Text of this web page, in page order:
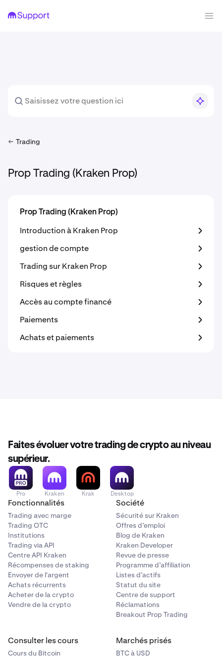
Trading
Prop Trading (Kraken Prop)
Prop Trading (Kraken Prop)
Introduction à Kraken Prop
gestion de compte
Trading sur Kraken Prop
Risques et règles
Accès au compte financé
Paiements
Achats et paiements
Faites évoluer votre trading de crypto au niveau
supérieur.
Pro Kraken Krak Desktop
Fonctionnalités
Trading avec marge
Trading OTC
Institutions
Trading via API
Centre API Kraken
Récompenses de staking
Envoyer de l'argent
Achats récurrents
Acheter de la crypto
Vendre de la crypto
Société
Sécurité sur Kraken
Offres d’emploi
Blog de Kraken
Kraken Developer
Revue de presse
Programme d’affiliation
Listes d’actifs
Statut du site
Centre de support
Réclamations
Breakout Prop Trading
Consulter les cours
Cours du Bitcoin
Marchés prisés
BTC à USD